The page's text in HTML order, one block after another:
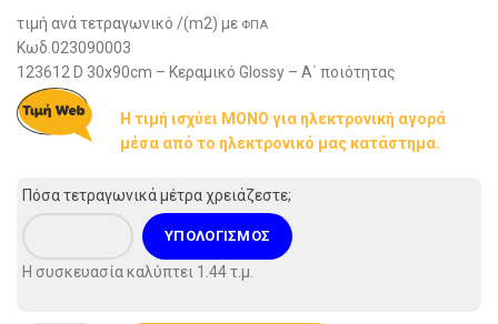
τιμή ανά τετραγωνικό /(m2) με ΦΠΑ
Κωδ.023090003
123612 D 30x90cm – Κεραμικό Glossy – Α΄ ποιότητας
Η τιμή ισχύει ΜΟΝΟ για ηλεκτρονική αγορά
μέσα από το ηλεκτρονικό μας κατάστημα.
Πόσα τετραγωνικά μέτρα χρειάζεστε;
ΥΠΟΛΟΓΙΣΜΌΣ
Η συσκευασία καλύπτει 1.44τ.μ.